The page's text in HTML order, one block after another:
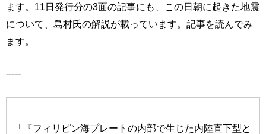
ます。11日発行分の3面の記事にも、この日朝に起きた地震
について、島村氏の解説が載っています。記事を読んでみ
ます。
-----
「『フィリピン海プレートの内部で生じた内陸直下型と